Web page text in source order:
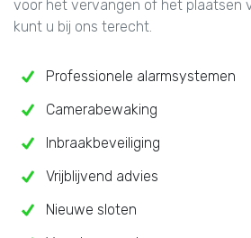
voor het vervangen of het plaatsen
kunt u bij ons terecht.
Professionele alarmsystemen
Camerabewaking
Inbraakbeveiliging
Vrijblijvend advies
Nieuwe sloten